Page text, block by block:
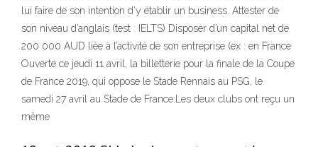
lui faire de son intention d’y établir un business. Attester de
son niveau d’anglais (test : IELTS) Disposer d’un capital net de
200 000 AUD liée à l’activité de son entreprise (ex : en France
Ouverte ce jeudi 11 avril, la billetterie pour la finale de la Coupe
de France 2019, qui oppose le Stade Rennais au PSG, le
samedi 27 avril au Stade de France.Les deux clubs ont reçu un
même